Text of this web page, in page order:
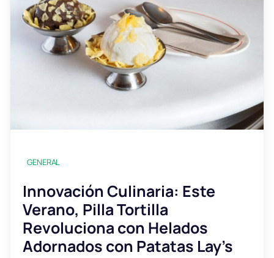
GENERAL
Innovación Culinaria: Este
Verano, Pilla Tortilla
Revoluciona con Helados
Adornados con Patatas Lay’s